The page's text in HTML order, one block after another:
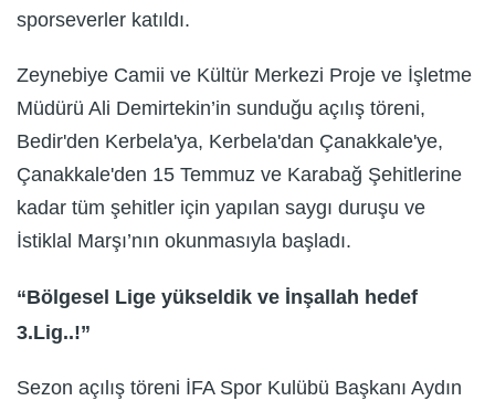
sporseverler katıldı.
Zeynebiye Camii ve Kültür Merkezi Proje ve İşletme
Müdürü Ali Demirtekin’in sunduğu açılış töreni,
Bedir'den Kerbela'ya, Kerbela'dan Çanakkale'ye,
Çanakkale'den 15 Temmuz ve Karabağ Şehitlerine
kadar tüm şehitler için yapılan saygı duruşu ve
İstiklal Marşı’nın okunmasıyla başladı.
“Bölgesel Lige yükseldik ve İnşallah hedef
3.Lig..!”
Sezon açılış töreni İFA Spor Kulübü Başkanı Aydın